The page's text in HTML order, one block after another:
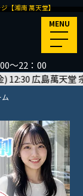
～22：00
【湘南 萬天堂】
MENU
萬天堂 宗近さん